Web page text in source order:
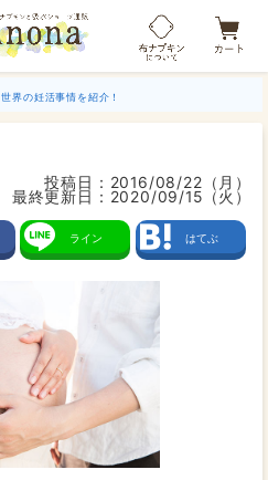
世界の妊活事情を紹介！
投稿日： 2016/08/22（月）
最終更新日： 2020/09/15（火）
ライン はてぶ